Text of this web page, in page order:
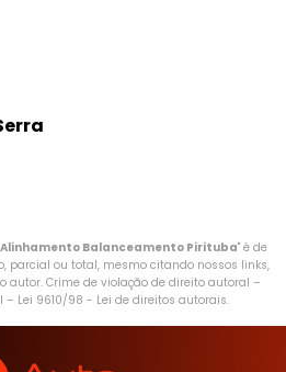
Balanceamento Pirituba" é de
parcial ou total, mesmo citando nossos links,
autor. Crime de violação de direito autoral –
– Lei 9610/98 - Lei de direitos autorais.